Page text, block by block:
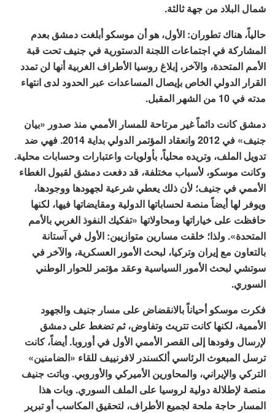
شمال البلاد من جهة ثالثة.
حالياً، هناك تطوران: الأول، هو أن موسكو أبلغت دمشق بعدم
المشاركة في اجتماعات اللجنة الدستورية في جنيف تحت قبة
الأمم المتحدة، والآخر، إبلاغ روسيا الأطراف الغربية أنها لن تمدد
القرار الدولي الخاص بإيصال المساعدات عبر الحدود لدى انتهاء
مدته في 10 من الشهر المقبل.
دمشق كانت دائماً غير مرتاحة للمسار الأممي منذ صدور «بيان
جنيف» في 2012 وانعقاد المؤتمر الدولي بداية 2014. فهي ضد
تدويل الملف، وتريده محلياً، بأولويات واعتبارات وحسابات محلية.
وكانت موسكو، لأسباب مختلفة، قد دفعت دمشق لقبول الغطاء
الأممي في جنيف؛ لأن ذلك يعطي شرعية لجهودها ووجودها،
ويوفر لها أيضاً منصة لحساباتها الدولية ومقايضاتها فيها، لكنها
حافظت على خياراتها ومحاولاتها «تفكيك النفوذ الغربي بالأمم
المتحدة». ولذا؛ خلقت مسارين متوازيين: الأول في آستانة
بالتعاون مع إيران وتركيا، لبحث الأمور العسكرية، والآخر في
سوتشي لبحث الأمور السياسية وعقد مؤتمر للحوار الوطني
السوري.
فكرت موسكو أحياناً بالانقضاض على مسار جنيف والجهود
الأممية، لكنها كانت تتريث وتفاوض، ثم تضغط على دمشق
لإرسال وفودها إلى القصر الأممي الأول في أوروبا. أيضاً، كانت
ترسل المبعوث الرئاسي ألكسندر لافرنييف للقاء «الضامنين»
التركي والإيراني، والمحاورين الأميركي والأوروبي. وباتت جنيف
منصة لإطلالة دولية لروسيا على الملف السوري. وبات هذا
المسار حاجة ملحة لجميع الأطراف، لتحقيق المكاسب أو تبرير